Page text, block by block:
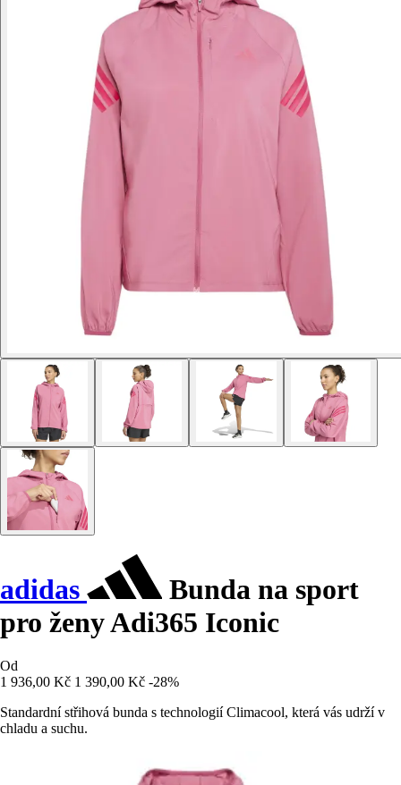
adidas
Bunda na sport
pro ženy Adi365 Iconic
Od
1 936,00 Kč 1 390,00 Kč -28%
Standardní střihová bunda s technologií Climacool, která vás udrží v
chladu a suchu.